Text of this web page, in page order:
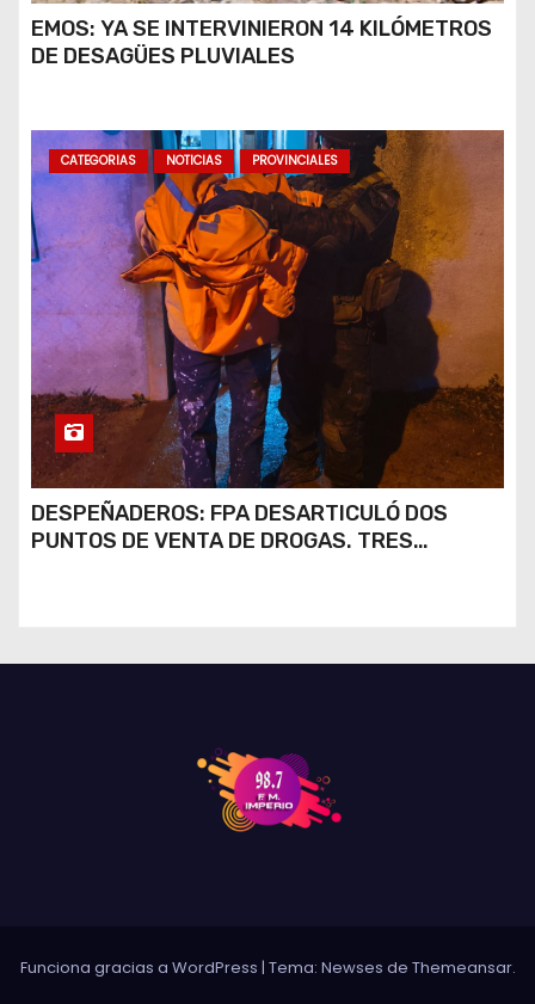
EMOS: YA SE INTERVINIERON 14 KILÓMETROS
DE DESAGÜES PLUVIALES
CATEGORIAS NOTICIAS PROVINCIALES
DESPEÑADEROS: FPA DESARTICULÓ DOS
PUNTOS DE VENTA DE DROGAS. TRES
Funciona gracias a WordPress | Tema: Newses de Themeansar.